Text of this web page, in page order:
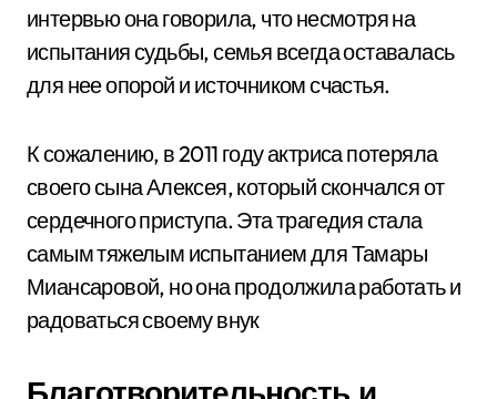
интервью она говорила, что несмотря на
испытания судьбы, семья всегда оставалась
для нее опорой и источником счастья.
К сожалению, в 2011 году актриса потеряла
своего сына Алексея, который скончался от
сердечного приступа. Эта трагедия стала
самым тяжелым испытанием для Тамары
Миансаровой, но она продолжила работать и
радоваться своему внук